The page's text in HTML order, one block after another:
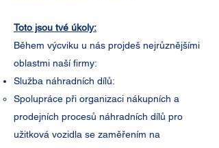
Toto jsou tvé úkoly:
​Během výcviku u nás projdeš nejrůznějšími
oblastmi naší firmy:
Služba náhradních dílů:
Spolupráce při organizaci nákupních a
prodejních procesů náhradních dílů pro
užitková vozidla se zaměřením na